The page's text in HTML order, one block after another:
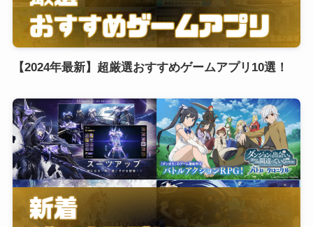
【2024年最新】超厳選おすすめゲームアプリ10選！